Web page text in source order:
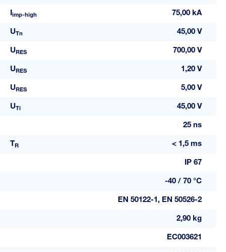
Iimp-high 75,00 kA
UTn 45,00 V
URES 700,00 V
URES 1,20 V
URES 5,00 V
UTi 45,00 V
25 ns
T R < 1,5 ms
IP 67
-40 / 70 °C
EN 50122-1, EN 50526-2
2,90 kg
EC003621